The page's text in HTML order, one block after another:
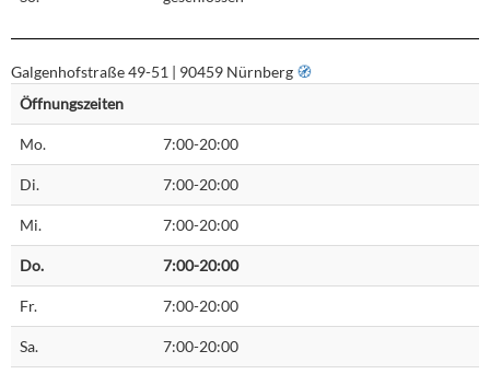
Galgenhofstraße 49-51 | 90459 Nürnberg 🧭︎
Öffnungszeiten
Mo. 7:00-20:00
Di. 7:00-20:00
Mi. 7:00-20:00
Do. 7:00-20:00
Fr. 7:00-20:00
Sa. 7:00-20:00